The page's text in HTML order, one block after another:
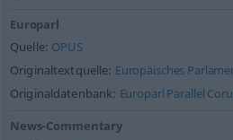
Europarl
Quelle: OPUS
Originaltextquelle: Europäisches
Originaldatenbank: Europarl Parallel
News-Commentary